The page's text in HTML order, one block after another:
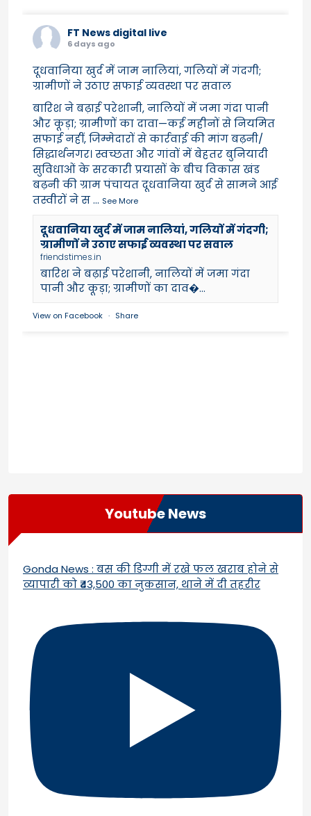
FT News digital live
6 days ago
दूधवानिया खुर्द में जाम नालियां, गलियों में गंदगी;
ग्रामीणों ने उठाए सफाई व्यवस्था पर सवाल
बारिश ने बढ़ाई परेशानी, नालियों में जमा गंदा पानी
और कूड़ा; ग्रामीणों का दावा—कई महीनों से नियमित
सफाई नहीं, जिम्मेदारों से कार्रवाई की मांग बढ़नी/
सिद्धार्थनगर। स्वच्छता और गांवों में बेहतर बुनियादी
सुविधाओं के सरकारी प्रयासों के बीच विकास खंड
बढ़नी की ग्राम पंचायत दूधवानिया खुर्द से सामने आई
तस्वीरों ने स... See More
दूधवानिया खुर्द में जाम नालियां, गलियों में गंदगी;
ग्रामीणों ने उठाए सफाई व्यवस्था पर सवाल
friendstimes.in
बारिश ने बढ़ाई परेशानी, नालियों में जमा गंदा
पानी और कूड़ा; ग्रामीणों का दाव�...
View on Facebook · Share
Youtube News
Gonda News : बस की डिग्गी में रखे फल खराब होने से
व्यापारी को ₹43,500 का नुकसान, थाने में दी तहरीर